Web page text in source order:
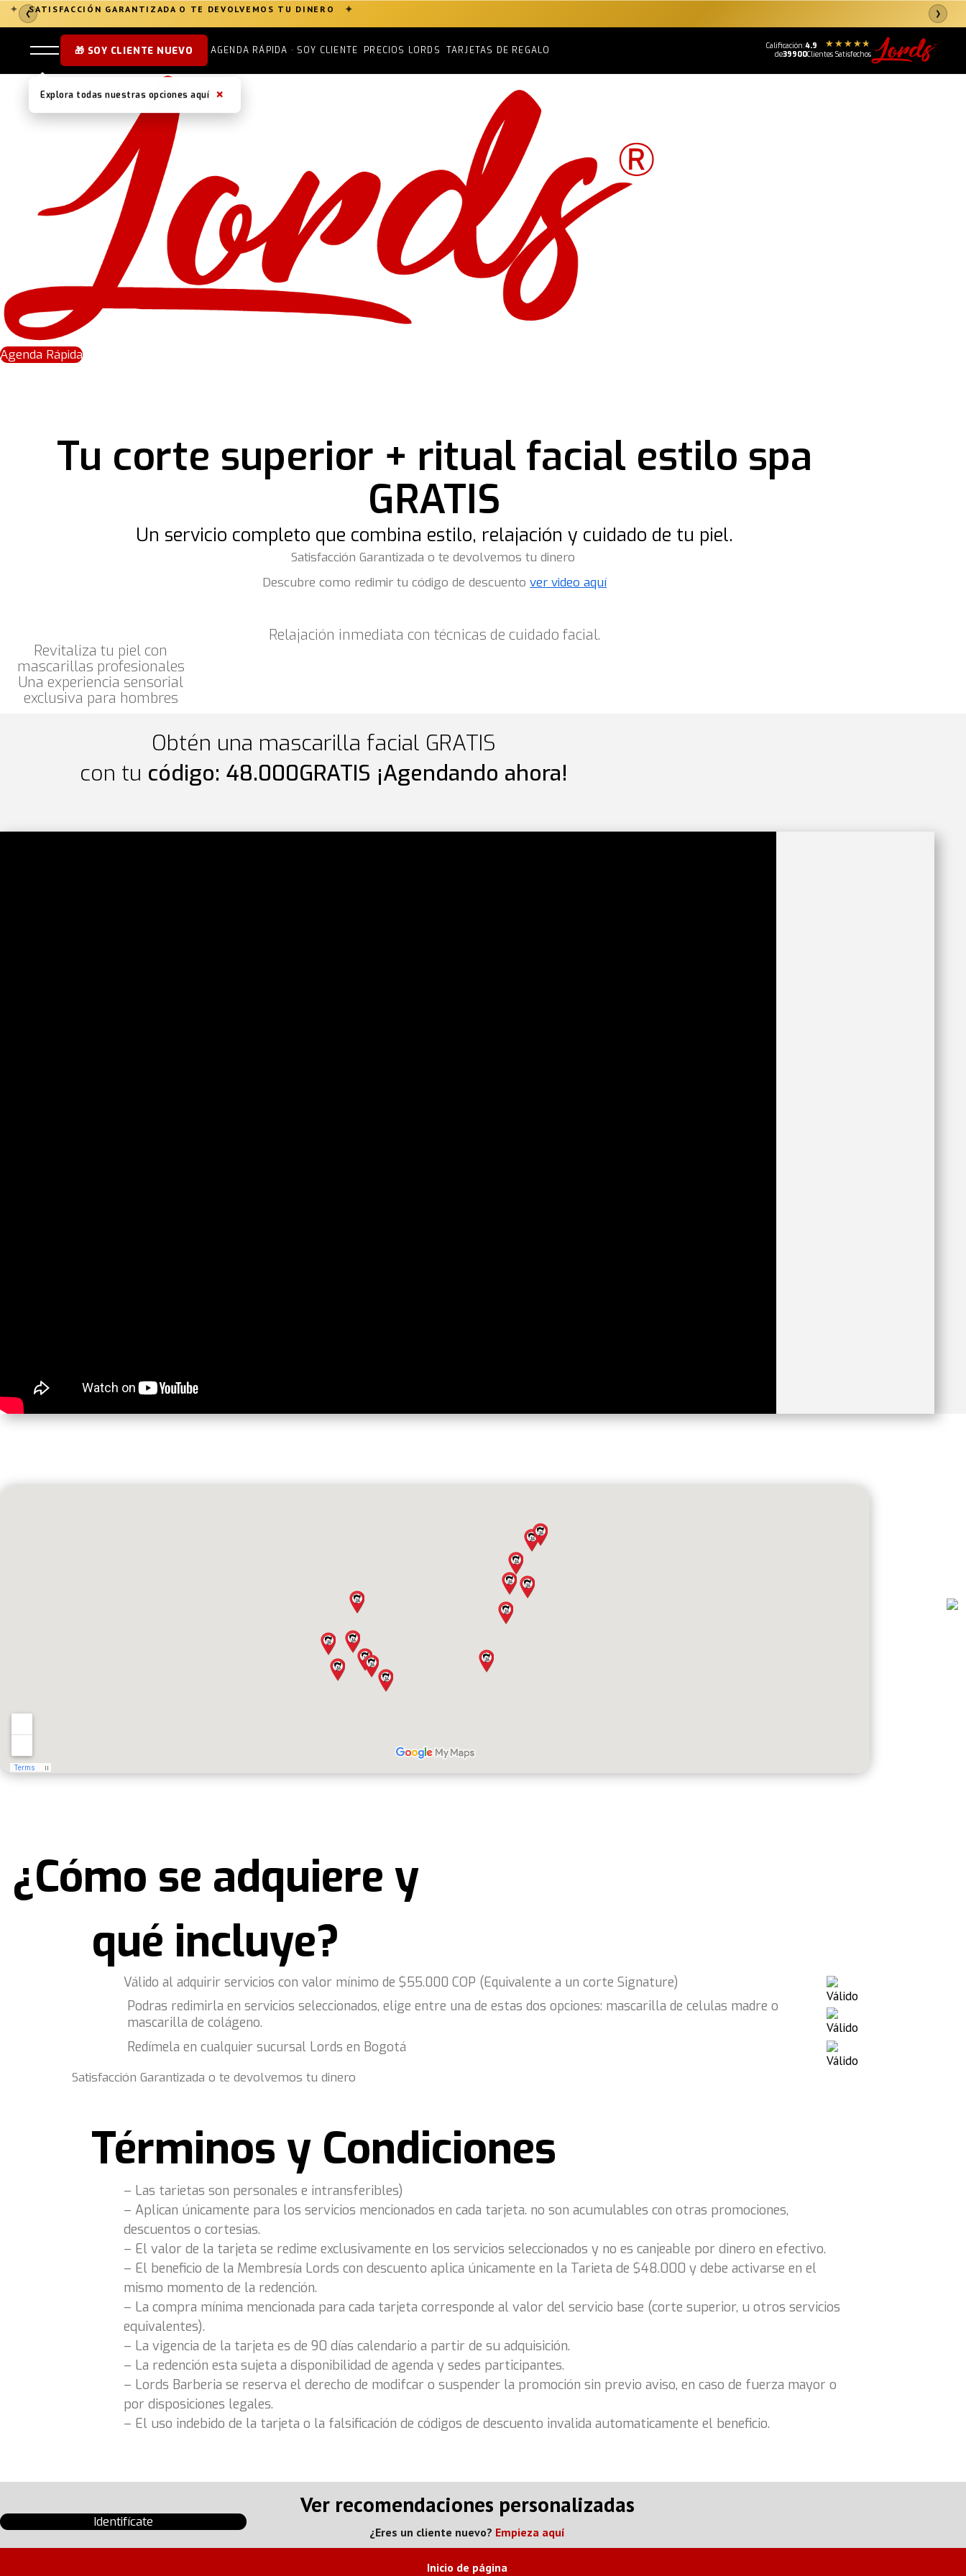
❮ ❯
✦ SATISFACCIÓN GARANTIZADA O TE DEVOLVEMOS TU DINERO ✦
Explora todas nuestras opciones aquí ×
🎁 SOY CLIENTE NUEVO AGENDA RÁPIDA · SOY CLIENTE PRECIOS LORDS TARJETAS DE REGALO Calificación:4.9
de39900Clientes Satisfechos
Agenda Rápida
Tu corte superior + ritual facial estilo spa
GRATIS
Un servicio completo que combina estilo, relajación y cuidado de tu piel.
Satisfacción Garantizada o te devolvemos tu dinero
Descubre como redimir tu código de descuentover video aquí
Relajación inmediata con técnicas de cuidado facial.
Revitaliza tu piel con
mascarillas profesionales
Una experiencia sensorial
exclusiva para hombres
Obtén una mascarilla facial GRATIS
con tu código: 48.000GRATIS ¡Agendando ahora!
¿Cómo se adquiere y
qué incluye?
Válido al adquirir servicios con valor mínimo de $55.000 COP (Equivalente a un corte Signature)
Podras redimirla en servicios seleccionados, elige entre una de estas dos opciones: mascarilla de celulas madre o
mascarilla de colágeno.
Redímela en cualquier sucursal Lords en Bogotá
Satisfacción Garantizada o te devolvemos tu dinero
Términos y Condiciones
– Las tarietas son personales e intransferibles)
– Aplican únicamente para los servicios mencionados en cada tarjeta. no son acumulables con otras promociones,
descuentos o cortesias.
– El valor de la tarjeta se redime exclusivamente en los servicios seleccionados y no es canjeable por dinero en efectivo.
– El beneficio de la Membresía Lords con descuento aplica únicamente en la Tarieta de $48.000 y debe activarse en el
mismo momento de la redención.
– La compra mínima mencionada para cada tarjeta corresponde al valor del servicio base (corte superior, u otros servicios
equivalentes).
– La vigencia de la tarjeta es de 90 días calendario a partir de su adquisición.
– La redención esta sujeta a disponibilidad de agenda y sedes participantes.
– Lords Barberia se reserva el derecho de modifcar o suspender la promoción sin previo aviso, en caso de fuerza mayor o
por disposiciones legales.
– El uso indebido de la tarjeta o la falsificación de códigos de descuento invalida automaticamente el beneficio.
Ver recomendaciones personalizadas
Identifícate
¿Eres un cliente nuevo? Empieza aquí
Inicio de página